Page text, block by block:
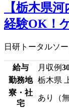
【栃木県
経験OK！
日研トータルソ
給与 月収例
勤務地 栃木県
寮・社
宅
あり（無